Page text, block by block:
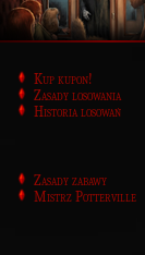
Kup kupon!
Zasady losowania
Historia losowań
Zasady zabawy
Mistrz Potterville